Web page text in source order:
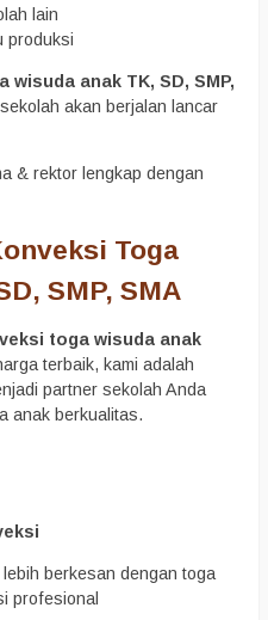
lain
produksi
wisuda anak TK, SD, SMP,
akan berjalan lancar
Toga
SMP, SMA
toga wisuda anak
terbaik, kami adalah
partner sekolah Anda
anak berkualitas.
berkesan dengan toga
profesional